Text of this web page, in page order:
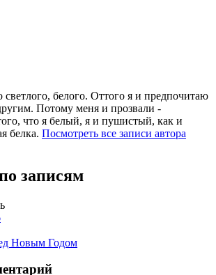
белого. Оттого я и предпочитаю
Потому меня и прозвали -
что я белый, я и пушистый, как и
белка. Посмотреть все записи автора
записям
Новым Годом